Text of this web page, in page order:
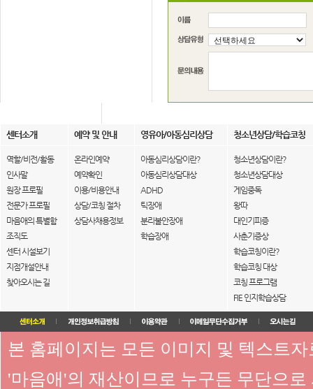
센터소개 예약 및 안내 영유아/아동심리상담 청소년상담/학습코칭
역할/비전/활동
인사말
원장 프로필
전문가 프로필
마음애의 특별함
조직도
센터 시설보기
지점개설안내
찾아오시는 길
온라인예약
예약확인
이용/비용안내
상담/코칭 절차
상담사채용정보
아동심리상담이란?
아동심리상담대상
ADHD
틱장애
분리불안장애
학습장애
청소년상담이란?
청소년상담대상
게임중독
왕따
대인기피증
사춘기증상
학습코칭이란?
학습코칭 대상
코칭 프로그램
FIE 인지학습상담
본 홈페이지는 모든 이미지 및 텍스트
'마음애'의 재산이므로 누구든 무단으